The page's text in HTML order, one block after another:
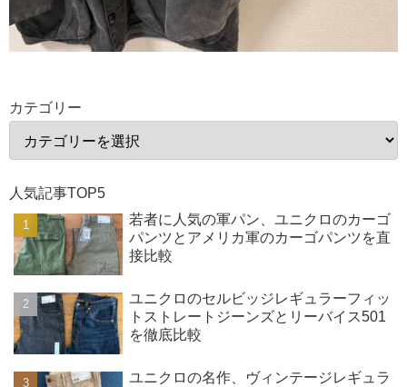
カテゴリー
人気記事TOP5
若者に人気の軍パン、ユニクロのカーゴ
パンツとアメリカ軍のカーゴパンツを直
接比較
ユニクロのセルビッジレギュラーフィッ
トストレートジーンズとリーバイス501
を徹底比較
ユニクロの名作、ヴィンテージレギュラ